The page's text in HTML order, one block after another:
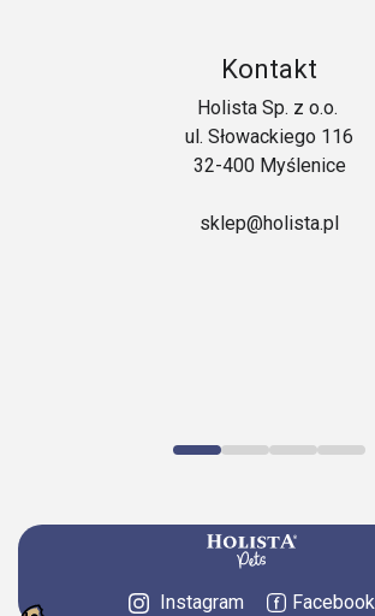
Kontakt
Holista Sp. z o.o.
ul. Słowackiego 116
32-400 Myślenice
sklep@holista.pl
Instagram Facebook